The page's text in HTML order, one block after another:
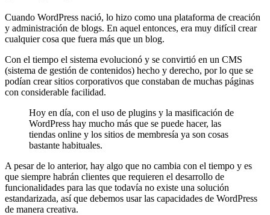
Cuando WordPress nació, lo hizo como una plataforma de creación
y administración de blogs. En aquel entonces, era muy difícil crear
cualquier cosa que fuera más que un blog.
Con el tiempo el sistema evolucionó y se convirtió en un CMS
(sistema de gestión de contenidos) hecho y derecho, por lo que se
podían crear sitios corporativos que constaban de muchas páginas
con considerable facilidad.
Hoy en día, con el uso de plugins y la masificación de
WordPress hay mucho más que se puede hacer, las
tiendas online y los sitios de membresía ya son cosas
bastante habituales.
A pesar de lo anterior, hay algo que no cambia con el tiempo y es
que siempre habrán clientes que requieren el desarrollo de
funcionalidades para las que todavía no existe una solución
estandarizada, así que debemos usar las capacidades de WordPress
de manera creativa.